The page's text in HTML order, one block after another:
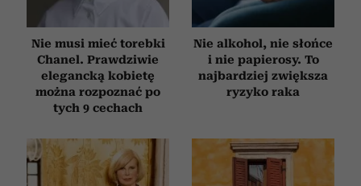
Nie musi mieć torebki
Chanel. Prawdziwie
elegancką kobietę
można rozpoznać po
tych 9 cechach
Nie alkohol, nie słońce
i nie papierosy. To
najbardziej zwiększa
ryzyko raka